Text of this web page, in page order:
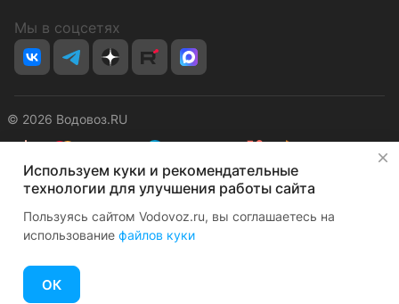
Мы в соцсетях
© 2026 Водовоз.RU
КонфиденциальностьОферта
Используем куки и рекомендательные
технологии для улучшения работы сайта
Пользуясь сайтом Vodovoz.ru, вы соглашаетесь на
использование файлов куки
ОК